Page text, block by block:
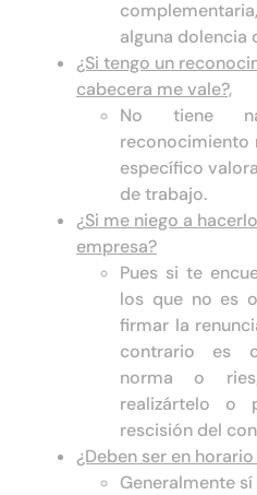
alguna dolencia
¿Si tengo un
cabecera me vale?,
No tiene
reconocimiento
específico
de trabajo.
¿Si me niego a
empresa?
Pues si te
los que no es
firmar la
contrario es
norma o
realizártelo o
rescisión del
¿Deben ser en
Generalmente